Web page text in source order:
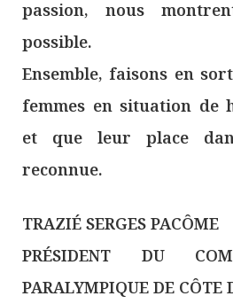
passion, nous
possible.
Ensemble, faisons en
femmes en situation de
et que leur place
reconnue.
TRAZIÉ SERGES PACÔME
PRÉSIDENT DU
PARALYMPIQUE DE CÔTE